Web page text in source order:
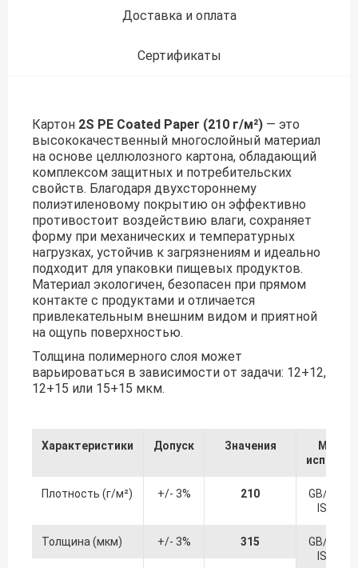
Доставка и оплата
Сертификаты
Картон 2S PE Coated Paper (210 г/м²) — это
высококачественный многослойный материал
на основе целлюлозного картона, обладающий
комплексом защитных и потребительских
свойств. Благодаря двухстороннему
полиэтиленовому покрытию он эффективно
противостоит воздействию влаги, сохраняет
форму при механических и температурных
нагрузках, устойчив к загрязнениям и идеально
подходит для упаковки пищевых продуктов.
Материал экологичен, безопасен при прямом
контакте с продуктами и отличается
привлекательным внешним видом и приятной
на ощупь поверхностью.
Толщина полимерного слоя может
варьироваться в зависимости от задачи: 12+12,
12+15 или 15+15 мкм.
Характеристики Допуск Значения
Метод
Плотность (г/м²) +/- 3% 210
GB/T
ISO 536
Толщина (мкм) +/- 3% 315
GB/T
ISO 534